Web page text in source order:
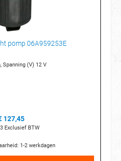
pomp 06A959253E
Spanning (V) 12 V
127,45
Exclusief BTW
1-2 werkdagen